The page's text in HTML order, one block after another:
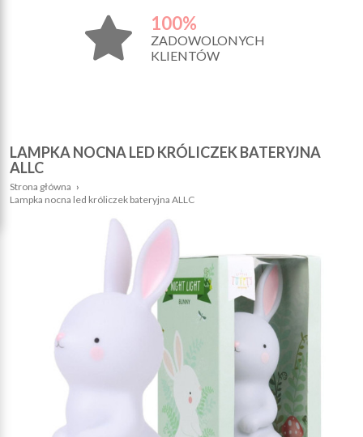
100%
ZADOWOLONYCH
KLIENTÓW
LAMPKA NOCNA LED KRÓLICZEK BATERYJNA
ALLC
Strona główna ›
Lampka nocna led króliczek bateryjna ALLC